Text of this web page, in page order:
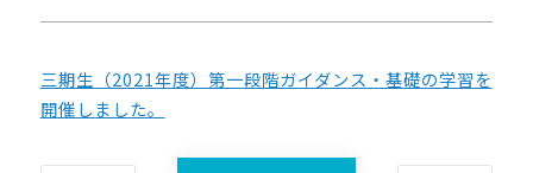
三期生（2021年度）第一段階ガイダンス・基礎の学習を
開催しました。